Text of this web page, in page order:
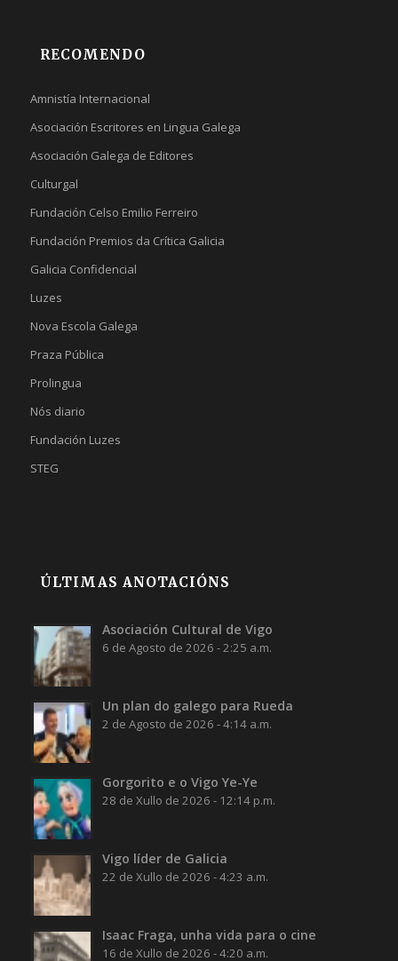
RECOMENDO
Amnistía Internacional
Asociación Escritores en Lingua Galega
Asociación Galega de Editores
Culturgal
Fundación Celso Emilio Ferreiro
Fundación Premios da Crítica Galicia
Galicia Confidencial
Luzes
Nova Escola Galega
Praza Pública
Prolingua
Nós diario
Fundación Luzes
STEG
ÚLTIMAS ANOTACIÓNS
Asociación Cultural de Vigo
6 de Agosto de 2026 - 2:25 a.m.
Un plan do galego para Rueda
2 de Agosto de 2026 - 4:14 a.m.
Gorgorito e o Vigo Ye-Ye
28 de Xullo de 2026 - 12:14 p.m.
Vigo líder de Galicia
22 de Xullo de 2026 - 4:23 a.m.
Isaac Fraga, unha vida para o cine
16 de Xullo de 2026 - 4:20 a.m.